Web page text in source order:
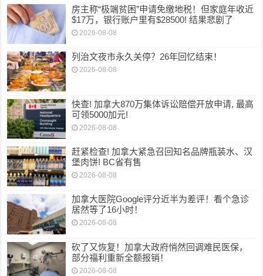
房主称“极端贫困”申请免缴地税！但家庭年收近
$17万，银行账户里有$28500! 结果悲剧了
2026-08-08
列治文夜市永久关停？26年回忆结束！
2026-08-08
快查! 加拿大870万集体诉讼赔偿开放申请, 最高
可领5000加元!
2026-08-08
赶紧检查! 加拿大紧急召回知名品牌瓶装水、汉
堡肉饼! BC省有售
2026-08-08
加拿大医院Google评分近半为差评！看个急诊
居然等了16小时！
2026-08-08
砍了又恢复！加拿大政府悄然回调难民医保，
部分福利重新全额报销！
2026-08-08